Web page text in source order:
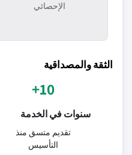
الإحصائي
الثقة والمصداقية
10+
سنوات في الخدمة
تقديم متسق منذ
التأسيس